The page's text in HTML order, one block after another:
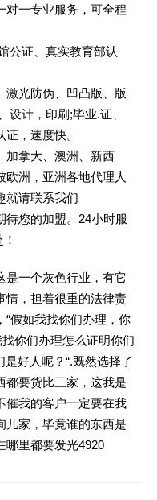
一专业服务，可全程
公证、真实教育部认
光防伪、凹凸版、版
设计，印刷;毕业.证、
，速度快。
拿大、澳洲、新西
欧洲，亚洲各地代理人
就请联系我们
您的加盟。24小时服
是一个灰色行业，有它
情，担着很重的法律责
假如我找你们办理，你
你们办理怎么证明你们
是好人呢？“.既然选择了
都要货比三家，这我是
催我的客户一定要在我
几家，毕竟谁的东西是
哪里都要发光4920